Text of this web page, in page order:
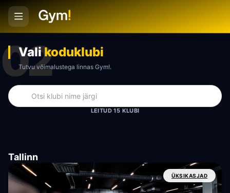
02
Valikoduklubi
Tutvu võimalustega linnas Gym!.
LEITUD 15 KLUBI
Tallinn
ÜKSIKASJAD